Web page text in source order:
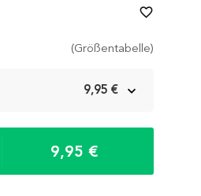
(Größentabelle)
9,95 €
9,95 €
favorite_border